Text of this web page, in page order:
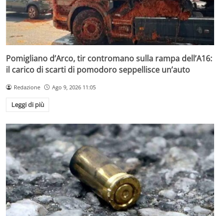
Pomigliano d’Arco, tir contromano sulla rampa dell’A16:
il carico di scarti di pomodoro seppellisce un’auto
Redazione Ago 9, 2026 11:05
Leggi di più